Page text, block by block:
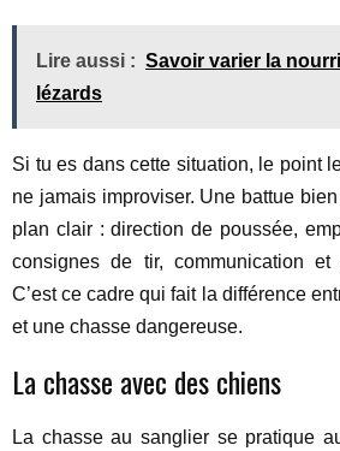
Lire aussi : Savoir varier la
lézards
Si tu es dans cette situation, le point
ne jamais improviser. Une battue
plan clair : direction de poussée,
consignes de tir, communication et
C’est ce cadre qui fait la différence
et une chasse dangereuse.
La chasse avec des chiens
La chasse au sanglier se pratique